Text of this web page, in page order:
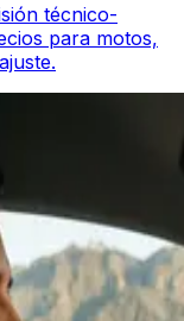
técnico-
para motos,